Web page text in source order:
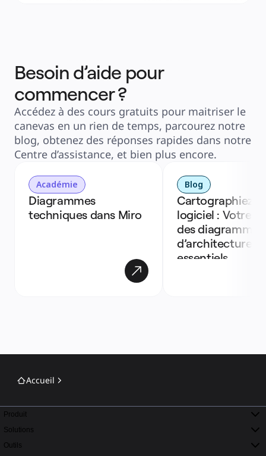
Besoin d’aide pour
commencer ?
Accédez à des cours gratuits pour maitriser le
canevas en un rien de temps, parcourez notre
blog, obtenez des réponses rapides dans notre
Centre d’assistance, et bien plus encore.
Académie
Diagrammes
Blog
Cartographiez
logiciel : Votre
des diagrammes
d’architecture
essentiels
Accueil
Produit
Solutions
Outils